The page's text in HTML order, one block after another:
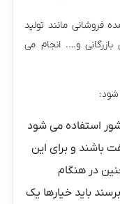
فروشانی مانند تولید
و…. انجام می
شود:
شور استفاده می شود
باشند و برای این
در هنگام
باید خیارها یک